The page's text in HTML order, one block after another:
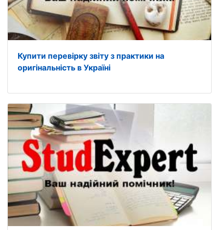
Купити перевірку звіту з практики на
оригінальність в Україні